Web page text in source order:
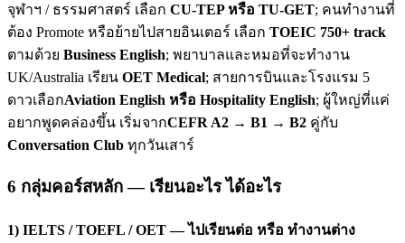
จุฬาฯ / ธรรมศาสตร์ เลือก CU-TEP หรือ TU-GET; คนทำงานที่
ต้อง Promote หรือย้ายไปสายอินเตอร์ เลือก TOEIC 750+ track
ตามด้วย Business English; พยาบาลและหมอที่จะทำงาน
UK/Australia เรียน OET Medical; สายการบินและโรงแรม 5
ดาวเลือกAviation English หรือ Hospitality English; ผู้ใหญ่ที่แค่
อยากพูดคล่องขึ้น เริ่มจากCEFR A2 → B1 → B2 คู่กับ
Conversation Club ทุกวันเสาร์
6 กลุ่มคอร์สหลัก — เรียนอะไร ได้อะไร
1) IELTS / TOEFL / OET — ไปเรียนต่อ หรือ ทำงานต่าง